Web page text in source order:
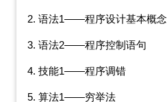
2. 语法1——程序设计基本概念
3. 语法2——程序控制语句
4. 技能1——程序调错
5. 算法1——穷举法